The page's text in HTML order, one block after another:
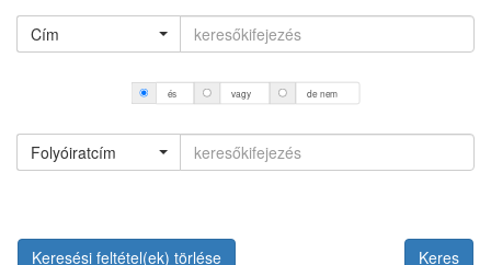
Cím
és vagy de nem
Folyóiratcím
Keresési feltétel(ek) törlése